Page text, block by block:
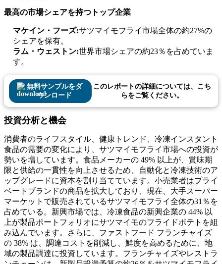
最高の市場シェアを持つトップ企業
マケイン・フーズ:サツマイモフライ市場全体の約27%の
シェアを保有。
ラム・ウェストン:世界市場シェアの約23％を占めていま
す。
無料サンプルをダ
ウンロード
このレポートの詳細については、こち
らをご覧ください。
投資分析と機会
消費者のライフスタイル、健康トレンド、冷凍インスタント
食品の需要の変化により、サツマイモフライ市場への投資が
勢いを増しています。食品メーカーの 49% 以上が、賞味期
限と供給の一貫性を向上させるため、自動化と冷凍技術のア
ップグレードに資本を割り当てています。小売業者はプライ
ベートブランドの商品を拡大しており、現在、大手スーパー
マーケットで販売されているサツマイモフライ全体の31％を
占めている。新興市場では、冷凍食品の新興企業の 44% 以
上が製品ポートフォリオにサツマイモのフライドポテトを組
み込んでいます。さらに、ファストフード フランチャイズ
の 38% は、調達コストを削減し、鮮度を高めるために、地
域の製品調達に投資しています。フランチャイズやレストラ